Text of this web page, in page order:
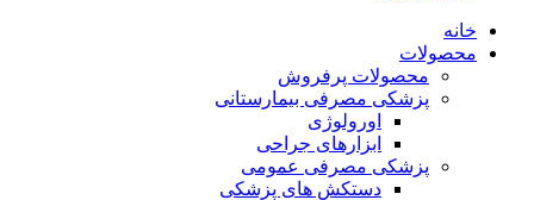
خانه
محصولات
محصولات پرفروش
پزشکی مصرفی بیمارستانی
اورولوژی
ابزارهای جراحی
پزشکی مصرفی عمومی
دستکش های پزشکی